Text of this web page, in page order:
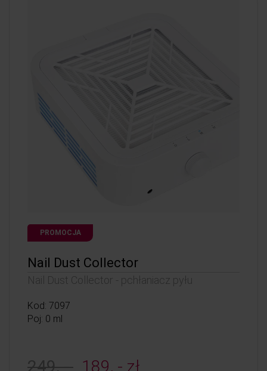
PROMOCJA
Nail Dust Collector
Nail Dust Collector - pchłaniacz pyłu
Kod: 7097
Poj: 0 ml
249, - 189, - zł